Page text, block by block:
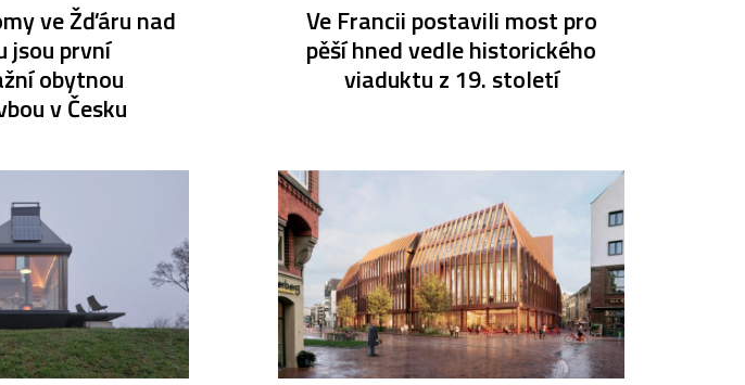
ve Žďáru nad
jsou první
obytnou
v Česku
Ve Francii postavili most pro
pěší hned vedle historického
viaduktu z 19. století